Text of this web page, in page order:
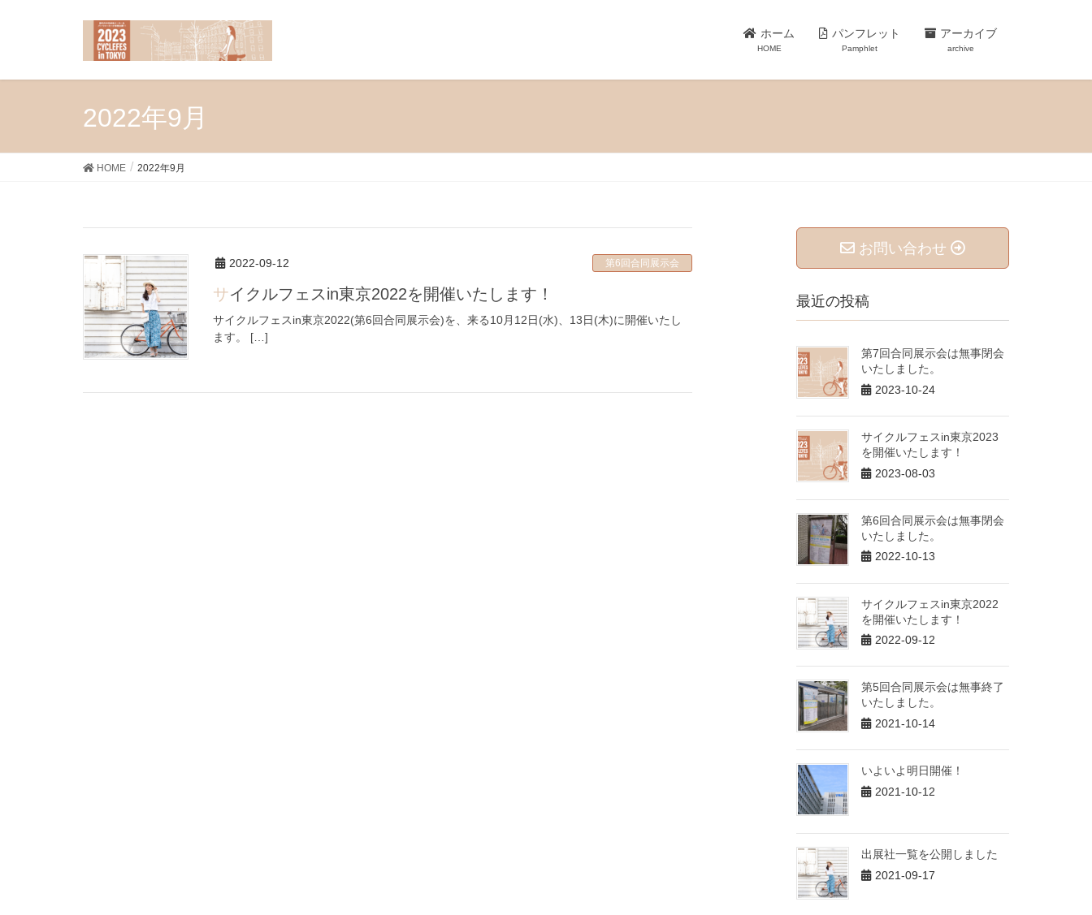
ホーム
HOME
パンフレット
Pamphlet
アーカイブ
archive
2022年9月
HOME 2022年9月
2022-09-12 第6回合同展示会
サイクルフェスin東京2022を開催いたします！
サイクルフェスin東京2022(第6回合同展示会)を、来る10月12日(水)、13日(木)に開催いたし
ます。 […]
お問い合わせ
最近の投稿
第7回合同展示会は無事閉会
いたしました。
2023-10-24
サイクルフェスin東京2023
を開催いたします！
2023-08-03
第6回合同展示会は無事閉会
いたしました。
2022-10-13
サイクルフェスin東京2022
を開催いたします！
2022-09-12
第5回合同展示会は無事終了
いたしました。
2021-10-14
いよいよ明日開催！
2021-10-12
出展社一覧を公開しました
2021-09-17